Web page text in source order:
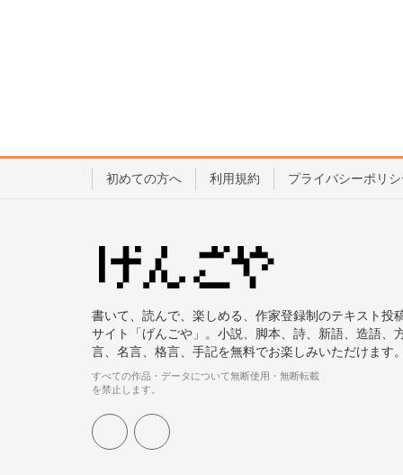
初めての方へ 利用規約 プライバシーポリシ
書いて、読んで、楽しめる、作家登録制のテキスト投
サイト「げんごや」。小説、脚本、詩、新語、造語、
言、名言、格言、手記を無料でお楽しみいただけます。
すべての作品・データについて無断使用・無断転載
を禁止します。